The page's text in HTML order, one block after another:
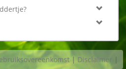
| Disclaimer |